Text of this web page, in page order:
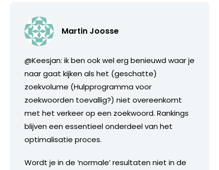
Martin Joosse
@Keesjan: ik ben ook wel erg benieuwd waar je
naar gaat kijken als het (geschatte)
zoekvolume (Hulpprogramma voor
zoekwoorden toevallig?) niet overeenkomt
met het verkeer op een zoekwoord. Rankings
blijven een essentieel onderdeel van het
optimalisatie proces.
Wordt je in de ‘normale’ resultaten niet in de